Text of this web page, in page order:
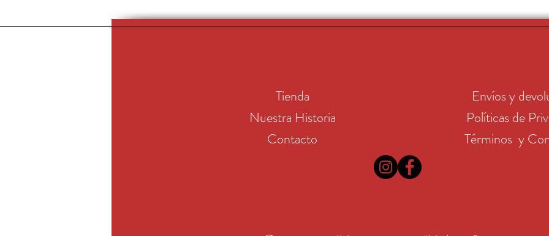
Tienda
Nuestra Historia
Contacto
Envíos y
Políticas de
Términos y